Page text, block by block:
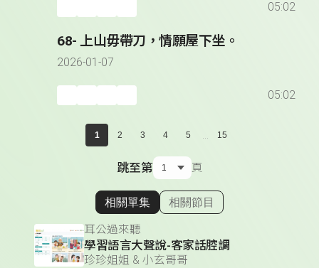
05:02
68- 上山毋帶刀，情願屋下坐。
2026-01-07
05:02
1 2 3 4 5 ... 15
跳至第 頁
顯示相關單集
相關單集 相關節目
耳公過來聽
學習語言大聲說-客家話腔調
珍珍姐姐 & 小玄哥哥